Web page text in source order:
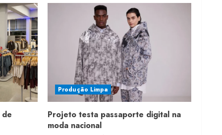
Produção Limpa
Projeto testa passaporte digital na
moda nacional